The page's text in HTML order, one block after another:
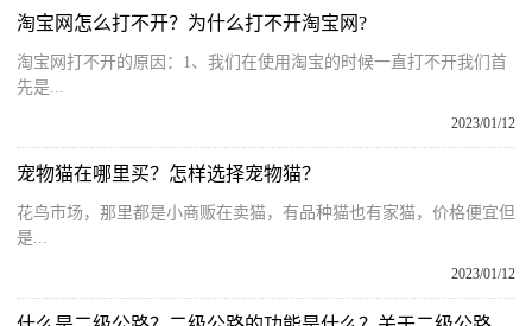
淘宝网怎么打不开？为什么打不开淘宝网?
淘宝网打不开的原因：1、我们在使用淘宝的时候一直打不开我们首
先是...
2023/01/12
宠物猫在哪里买？怎样选择宠物猫？
花鸟市场，那里都是小商贩在卖猫，有品种猫也有家猫，价格便宜但
是...
2023/01/12